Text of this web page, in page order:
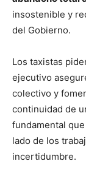
insostenible y
del Gobierno.
Los taxistas
ejecutivo
colectivo y
continuidad de
fundamental
lado de los
incertidumbre.